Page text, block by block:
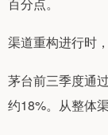
渠道重构进行时
茅台前三季度通
约18%。从整体